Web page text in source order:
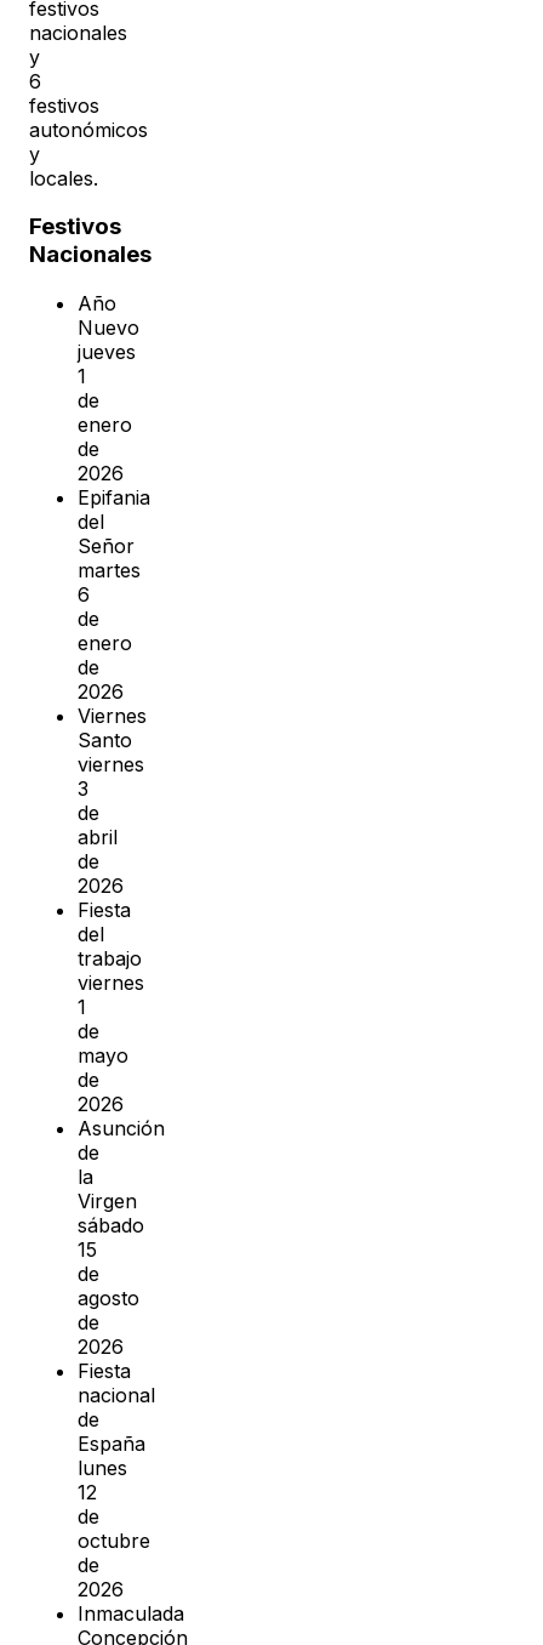
festivos
nacionales
y
6
festivos
autonómicos
y
locales.
Festivos
Nacionales
Año
Nuevo
jueves
1
de
enero
de
2026
Epifania
del
Señor
martes
6
de
enero
de
2026
Viernes
Santo
viernes
3
de
abril
de
2026
Fiesta
del
trabajo
viernes
1
de
mayo
de
2026
Asunción
de
la
Virgen
sábado
15
de
agosto
de
2026
Fiesta
nacional
de
España
lunes
12
de
octubre
de
2026
Inmaculada
Concepción